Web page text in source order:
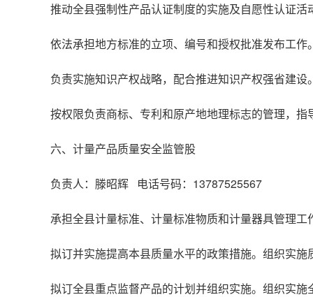
推动全县强制性产品认证制度的实施及自愿性认证
依法承担地方标准的立项、编号和授权批准发布工
负责实施知识产权战略，配合推进知识产权强省建
按权限负责商标、专利和原产地地理标志的管理，
六、计量产品质量安全监管股
负责人：滕昭辉 电话号码：13787525567
承担全县计量标准、计量标准物质和计量器具管理
拟订并实施提高本县质量水平的政策措施。组织实
拟订全县重点监督产品的计划并组织实施。组织实